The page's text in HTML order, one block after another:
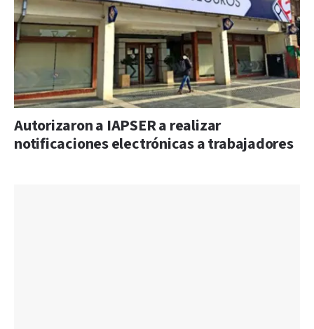
Autorizaron a IAPSER a realizar
notificaciones electrónicas a trabajadores